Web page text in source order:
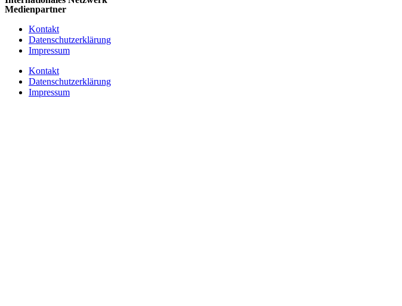
Medienpartner
Kontakt
Datenschutzerklärung
Impressum
Kontakt
Datenschutzerklärung
Impressum